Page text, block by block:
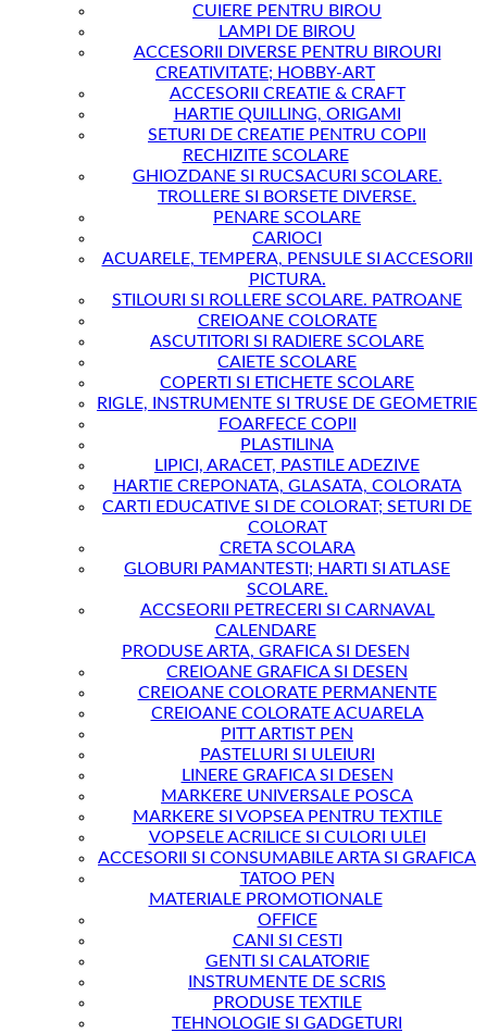
CUIERE PENTRU BIROU
LAMPI DE BIROU
ACCESORII DIVERSE PENTRU BIROURI
CREATIVITATE; HOBBY-ART
ACCESORII CREATIE & CRAFT
HARTIE QUILLING, ORIGAMI
SETURI DE CREATIE PENTRU COPII
RECHIZITE SCOLARE
GHIOZDANE SI RUCSACURI SCOLARE.
TROLLERE SI BORSETE DIVERSE.
PENARE SCOLARE
CARIOCI
ACUARELE, TEMPERA, PENSULE SI ACCESORII
PICTURA.
STILOURI SI ROLLERE SCOLARE. PATROANE
CREIOANE COLORATE
ASCUTITORI SI RADIERE SCOLARE
CAIETE SCOLARE
COPERTI SI ETICHETE SCOLARE
RIGLE, INSTRUMENTE SI TRUSE DE GEOMETRIE
FOARFECE COPII
PLASTILINA
LIPICI, ARACET, PASTILE ADEZIVE
HARTIE CREPONATA, GLASATA, COLORATA
CARTI EDUCATIVE SI DE COLORAT; SETURI DE
COLORAT
CRETA SCOLARA
GLOBURI PAMANTESTI; HARTI SI ATLASE
SCOLARE.
ACCSEORII PETRECERI SI CARNAVAL
CALENDARE
PRODUSE ARTA, GRAFICA SI DESEN
CREIOANE GRAFICA SI DESEN
CREIOANE COLORATE PERMANENTE
CREIOANE COLORATE ACUARELA
PITT ARTIST PEN
PASTELURI SI ULEIURI
LINERE GRAFICA SI DESEN
MARKERE UNIVERSALE POSCA
MARKERE SI VOPSEA PENTRU TEXTILE
VOPSELE ACRILICE SI CULORI ULEI
ACCESORII SI CONSUMABILE ARTA SI GRAFICA
TATOO PEN
MATERIALE PROMOTIONALE
OFFICE
CANI SI CESTI
GENTI SI CALATORIE
INSTRUMENTE DE SCRIS
PRODUSE TEXTILE
TEHNOLOGIE SI GADGETURI